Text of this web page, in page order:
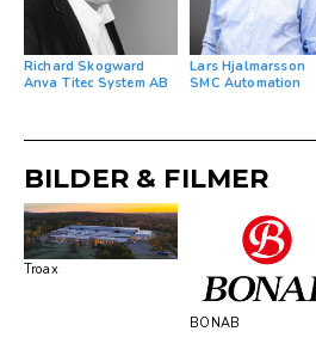
Richard Skogward
Anva Titec System AB
Lars Hjalmarsson
SMC Automation
BILDER & FILMER
Troax
BONAB